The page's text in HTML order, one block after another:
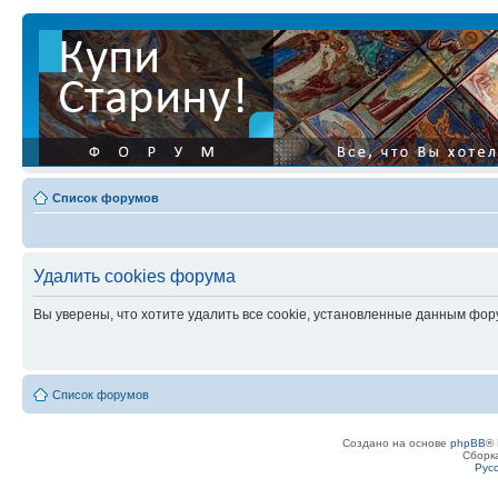
Список форумов
Удалить cookies форума
Вы уверены, что хотите удалить все cookie, установленные данным
Список форумов
Создано на основе phpBB®